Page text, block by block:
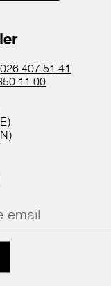
026 407 51 41
11 00